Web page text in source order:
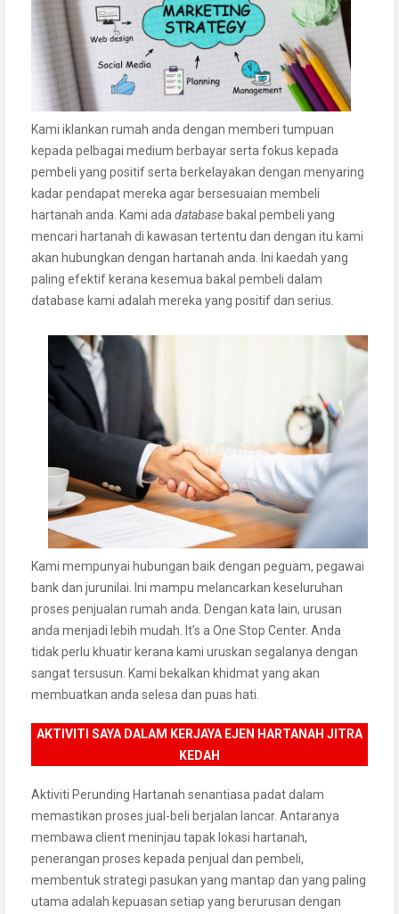
Kami iklankan rumah anda dengan memberi tumpuan
kepada pelbagai medium berbayar serta fokus kepada
pembeli yang positif serta berkelayakan dengan menyaring
kadar pendapat mereka agar bersesuaian membeli
hartanah anda. Kami ada databasebakal pembeli yang
mencari hartanah di kawasan tertentu dan dengan itu kami
akan hubungkan dengan hartanah anda. Ini kaedah yang
paling efektif kerana kesemua bakal pembeli dalam
database kami adalah mereka yang positif dan serius.
Kami mempunyai hubungan baik dengan peguam, pegawai
bank dan jurunilai. Ini mampu melancarkan keseluruhan
proses penjualan rumah anda. Dengan kata lain, urusan
anda menjadi lebih mudah. It’s a One Stop Center. Anda
tidak perlu khuatir kerana kami uruskan segalanya dengan
sangat tersusun. Kami bekalkan khidmat yang akan
membuatkan anda selesa dan puas hati.
AKTIVITI SAYA DALAM KERJAYA EJEN HARTANAH JITRA
KEDAH
Aktiviti Perunding Hartanah senantiasa padat dalam
memastikan proses jual-beli berjalan lancar. Antaranya
membawa client meninjau tapak lokasi hartanah,
penerangan proses kepada penjual dan pembeli,
membentuk strategi pasukan yang mantap dan yang paling
utama adalah kepuasan setiap yang berurusan dengan